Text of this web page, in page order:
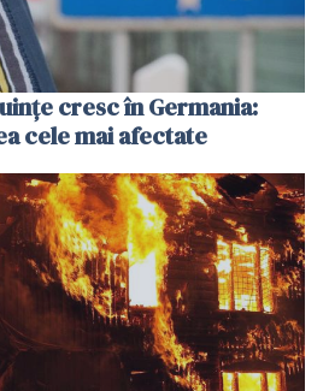
cresc în Germania:
cele mai afectate